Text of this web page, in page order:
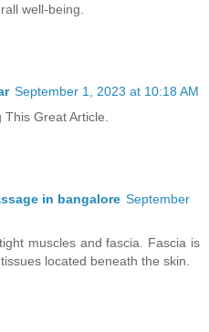
well-being.
September 1, 2023 at 10:18 AM
Great Article.
in bangalore September
muscles and fascia. Fascia is
located beneath the skin.